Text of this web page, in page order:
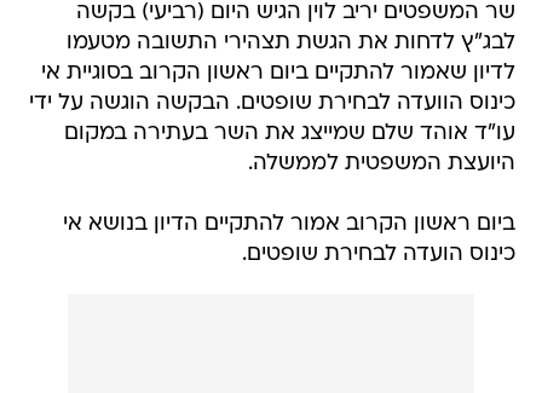
שר המשפטים יריב לוין הגיש היום (רביעי) בקשה
לבג"ץ לדחות את הגשת תצהירי התשובה מטעמו
לדיון שאמור להתקיים ביום ראשון הקרוב בסוגיית אי
כינוס הוועדה לבחירת שופטים. הבקשה הוגשה על ידי
עו"ד אוהד שלם שמייצג את השר בעתירה במקום
היועצת המשפטית לממשלה.
ביום ראשון הקרוב אמור להתקיים הדיון בנושא אי
כינוס הועדה לבחירת שופטים.